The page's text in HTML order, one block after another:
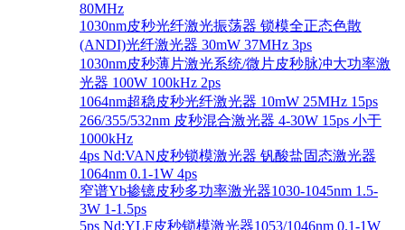
80MHz
1030nm皮秒光纤激光振荡器 锁模全正态色散
(ANDI)光纤激光器 30mW 37MHz 3ps
1030nm皮秒薄片激光系统/微片皮秒脉冲大功率激
光器 100W 100kHz 2ps
1064nm超稳皮秒光纤激光器 10mW 25MHz 15ps
266/355/532nm 皮秒混合激光器 4-30W 15ps 小于
1000kHz
4ps Nd:VAN皮秒锁模激光器 钒酸盐固态激光器
1064nm 0.1-1W 4ps
窄谱Yb掺镱皮秒多功率激光器1030-1045nm 1.5-
3W 1-1.5ps
5ps Nd:YLF皮秒锁模激光器1053/1046nm 0.1-1W